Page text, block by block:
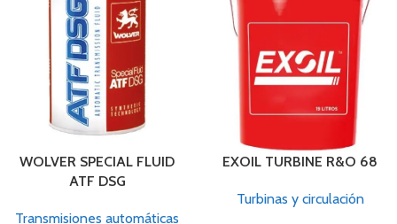
WOLVER SPECIAL FLUID
ATF DSG
Transmisiones automáticas
EXOIL TURBINE R&O 68
Turbinas y circulación